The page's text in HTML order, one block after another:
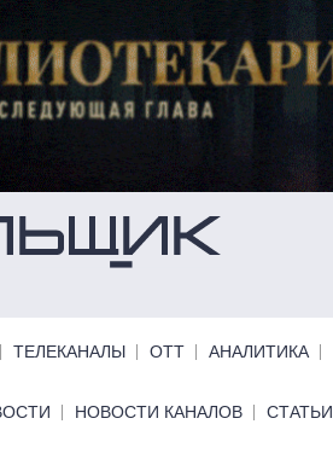
ТЕЛЕКАНАЛЫ ОТТ АНАЛИТИКА
НОВОСТИ КАНАЛОВ СТАТЬИ